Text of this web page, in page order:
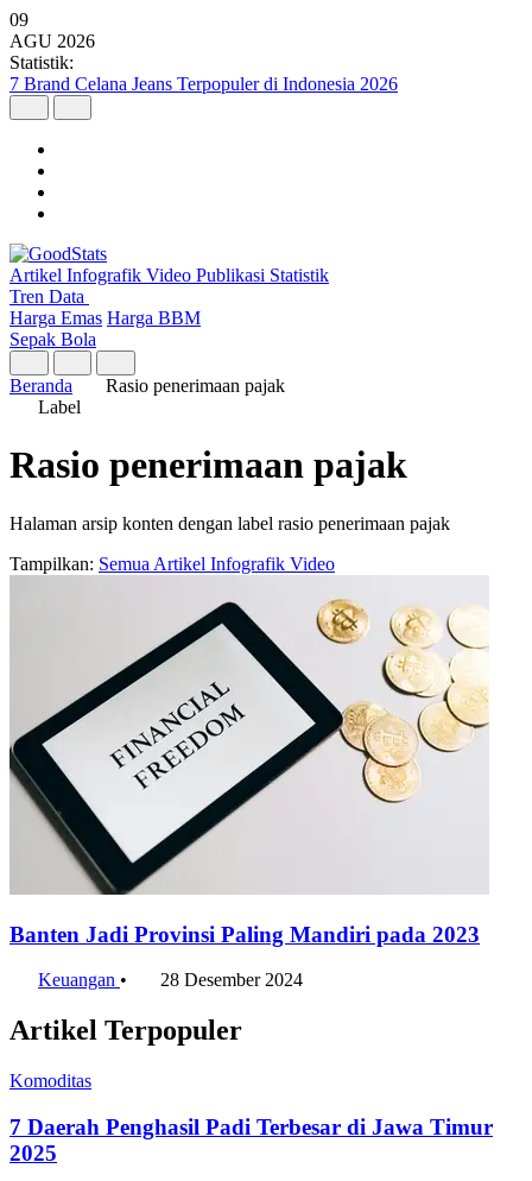
09
AGU 2026
Statistik:
7 Brand Celana Jeans Terpopuler di Indonesia 2026
Artikel Infografik Video Publikasi Statistik
Tren Data
Harga Emas Harga BBM
Sepak Bola
Beranda
Rasio penerimaan pajak
Label
Rasio penerimaan pajak
Halaman arsip konten dengan label rasio penerimaan pajak
Tampilkan: Semua Artikel Infografik Video
Banten Jadi Provinsi Paling Mandiri pada 2023
Keuangan • 28 Desember 2024
Artikel Terpopuler
Komoditas
7 Daerah Penghasil Padi Terbesar di Jawa Timur
2025